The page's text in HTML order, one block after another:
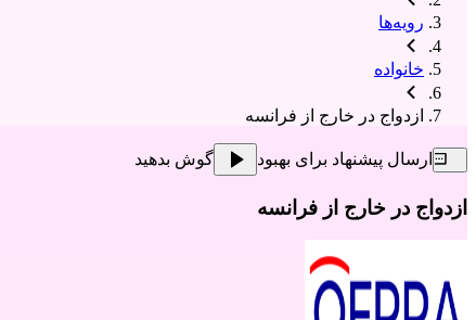
رویه‌ها
خانواده
ازدواج در خارج از فرانسه
ارسال پیشنهاد برای بهبود گوش بدهید
ازدواج در خارج از فرانسه